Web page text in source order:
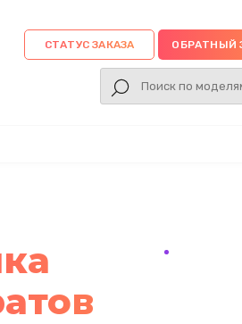
СТАТУС ЗАКАЗА ОБРАТНЫЙ